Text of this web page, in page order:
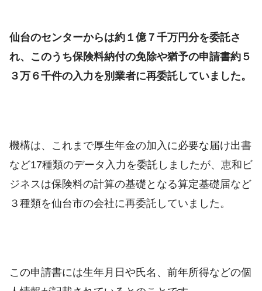
仙台のセンターからは約１億７千万円分を委託さ
れ、このうち保険料納付の免除や猶予の申請書約５
３万６千件の入力を別業者に再委託していました。
機構は、これまで厚生年金の加入に必要な届け出書
など17種類のデータ入力を委託しましたが、 恵和ビ
ジネスは保険料の計算の基礎となる算定基礎届など
３種類を仙台市の会社に再委託していました。
この申請書には生年月日や氏名、前年所得などの個